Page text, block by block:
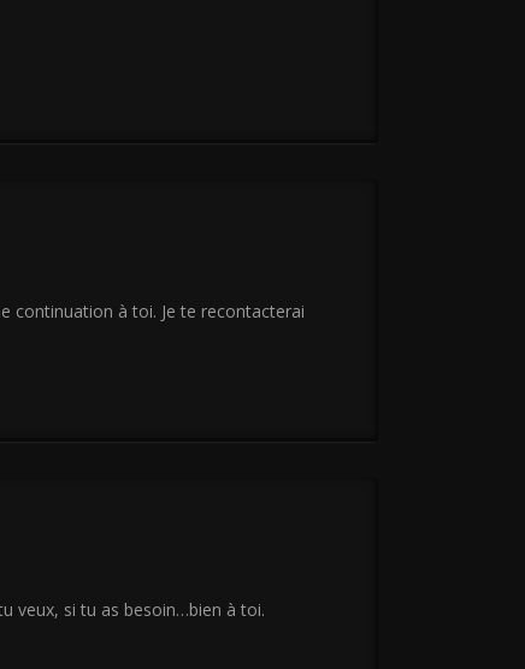
continuation à toi. Je te recontacterai
veux, si tu as besoin…bien à toi.